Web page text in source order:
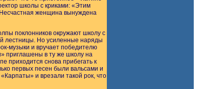
школы с криками: «Этим
женщина вынуждена
поклонников окружают школу с
лестницы. Но усиленные наряды
музыки и вручает победителю
приглашены в ту же школу на
приходится снова прибегать к
первых песен были вальсами и
и врезали такой рок, что